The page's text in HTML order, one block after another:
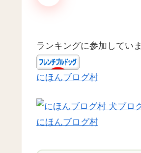
ランキングに参加してい
にほんブログ村
にほんブログ村